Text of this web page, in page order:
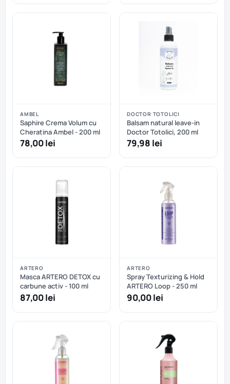
AMBEL
Saphire Crema Volum cu
Cheratina Ambel - 200 ml
78,00 lei
DOCTOR TOTOLICI
Balsam natural leave-in
Doctor Totolici, 200 ml
79,98 lei
ARTERO
Masca ARTERO DETOX cu
carbune activ - 100 ml
87,00 lei
ARTERO
Spray Texturizing & Hold
ARTERO Loop - 250 ml
90,00 lei